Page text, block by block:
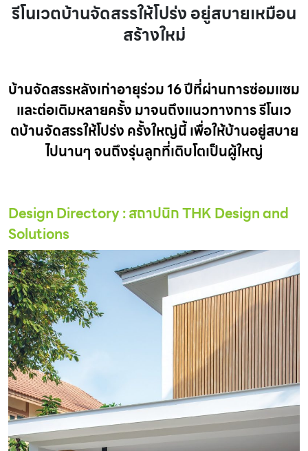
รีโนเวตบ้านจัดสรรให้โปร่ง อยู่สบายเหมือน
สร้างใหม่
บ้านจัดสรรหลังเก่าอายุร่วม 16 ปีที่ผ่านการซ่อมแซม
และต่อเติมหลายครั้ง มาจนถึงแนวทางการ รีโนเว
ตบ้านจัดสรรให้โปร่ง ครั้งใหญ่นี้ เพื่อให้บ้านอยู่สบาย
ไปนานๆ จนถึงรุ่นลูกที่เติบโตเป็นผู้ใหญ่
Design Directory :สถาปนิก THK Design and
Solutions